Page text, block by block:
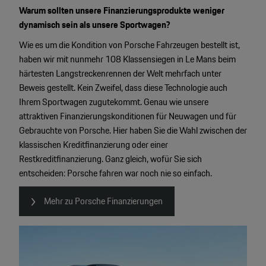
Warum sollten unsere Finanzierungsprodukte weniger
dynamisch sein als unsere Sportwagen?
Wie es um die Kondition von Porsche Fahrzeugen bestellt ist,
haben wir mit nunmehr 108 Klassensiegen in Le Mans beim
härtesten Langstreckenrennen der Welt mehrfach unter
Beweis gestellt. Kein Zweifel, dass diese Technologie auch
Ihrem Sportwagen zugutekommt. Genau wie unsere
attraktiven Finanzierungskonditionen für Neuwagen und für
Gebrauchte von Porsche. Hier haben Sie die Wahl zwischen der
klassischen Kreditfinanzierung oder einer
Restkreditfinanzierung. Ganz gleich, wofür Sie sich
entscheiden: Porsche fahren war noch nie so einfach.
Mehr zu Porsche Finanzierungen